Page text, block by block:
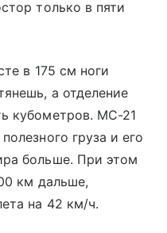
только в пяти
в 175 см ноги
а отделение
кубометров. МС-21
груза и его
больше. При этом
км дальше,
на 42 км/ч.